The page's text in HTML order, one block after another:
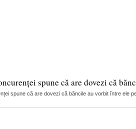
spune că are dovezi că
spune că are dovezi că băncile au vorbit între ele